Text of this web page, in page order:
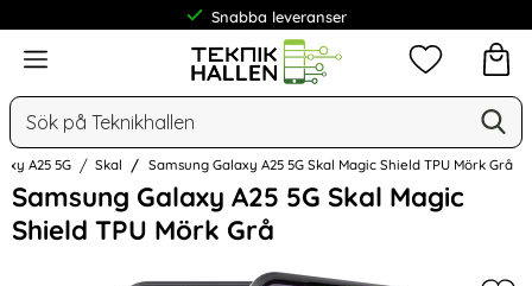
Snabba leveranser
Meny
Sök
Mina
A25 5G Skal Samsung Galaxy A25 5G Skal Magic Shield TPU Mörk Grå
Samsung Galaxy A25 5G Skal Magic
Shield TPU Mörk Grå
Hoppa
över
Bilder